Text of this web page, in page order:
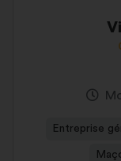
Entreprise